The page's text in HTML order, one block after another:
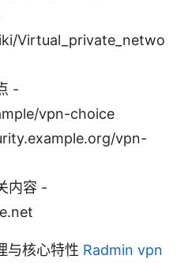
Virtual_private_netwo
-
vpn-choice
vpn-
内容 -
与核心特性 Radmin vpn